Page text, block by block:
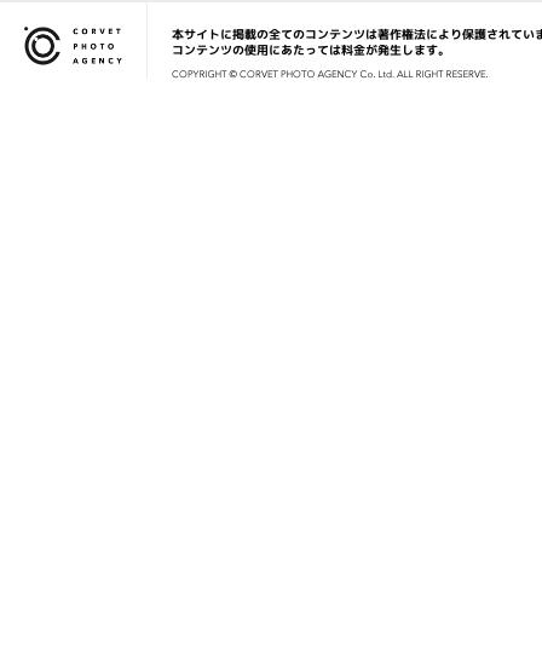
Corvet Photo Agency
本サイトに掲載の全てのコンテンツは著作権法により保護されてい
コンテンツの使用にあたっては料金が発生します。